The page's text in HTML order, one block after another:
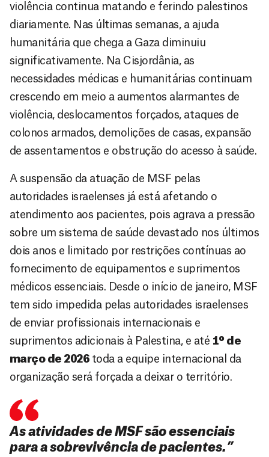
violência continua matando e ferindo palestinos
diariamente. Nas últimas semanas, a ajuda
humanitária que chega a Gaza diminuiu
significativamente. Na Cisjordânia, as
necessidades médicas e humanitárias continuam
crescendo em meio a aumentos alarmantes de
violência, deslocamentos forçados, ataques de
colonos armados, demolições de casas, expansão
de assentamentos e obstrução do acesso à saúde.
A suspensão da atuação de MSF pelas
autoridades israelenses já está afetando o
atendimento aos pacientes, pois agrava a pressão
sobre um sistema de saúde devastado nos últimos
dois anos e limitado por restrições contínuas ao
fornecimento de equipamentos e suprimentos
médicos essenciais. Desde o início de janeiro, MSF
tem sido impedida pelas autoridades israelenses
de enviar profissionais internacionais e
suprimentos adicionais à Palestina, e até 1º de
março de 2026toda a equipe internacional da
organização será forçada a deixar o território.
As atividades de MSF são essenciais
para a sobrevivência de pacientes.”